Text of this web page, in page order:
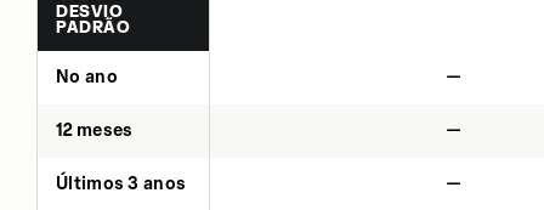
DESVIO
PADRÃO
No ano —
12 meses —
Últimos 3 anos —